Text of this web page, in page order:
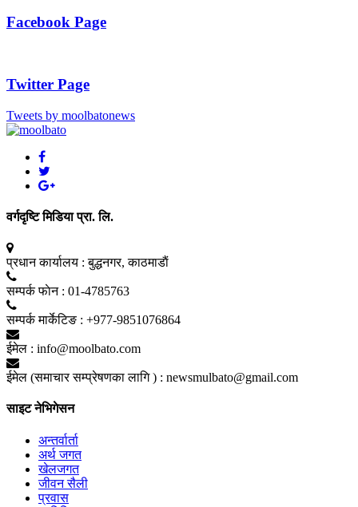
Facebook Page
Twitter Page
Tweets by moolbatonews
वर्गदृष्टि मिडिया प्रा. लि.
प्रधान कार्यालय : बुद्धनगर, काठमाडाैं
सम्पर्क फाेन : 01-4785763
सम्पर्क मार्केटिङ : +977-9851076864
ईमेल : info@moolbato.com
ईमेल (समाचार सम्प्रेषणका लागि ) : newsmulbato@gmail.com
साइट नेभिगेसन
अन्तर्वार्ता
अर्थ जगत
खेलजगत
जीवन सैली
प्रवास